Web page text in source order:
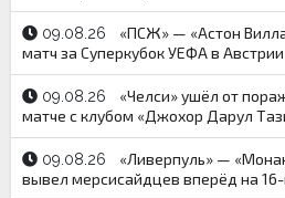
09.08.26
«ПСЖ» — «Астон
матч за Суперкубок УЕФА в Австрии
09.08.26
«Челси» ушёл от
матче с клубом «Джохор Дарул
09.08.26
«Ливерпуль» —
вывел мерсисайдцев вперёд на